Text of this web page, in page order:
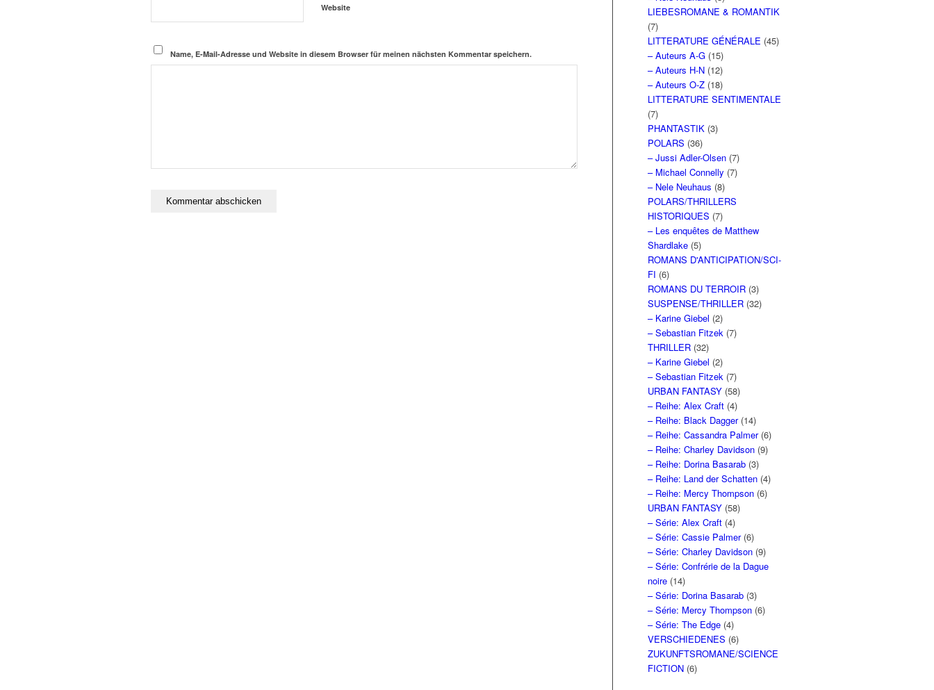
Website
Name, E-Mail-Adresse und Website in diesem Browser für meinen nächsten Kommentar speichern.
LIEBESROMANE & ROMANTIK
(7)
LITTERATURE GÉNÉRALE (45)
– Auteurs A-G (15)
– Auteurs H-N (12)
– Auteurs O-Z (18)
LITTERATURE SENTIMENTALE
(7)
PHANTASTIK (3)
POLARS (36)
– Jussi Adler-Olsen (7)
– Michael Connelly (7)
– Nele Neuhaus (8)
POLARS/THRILLERS
HISTORIQUES (7)
– Les enquêtes de Matthew
Shardlake (5)
ROMANS D'ANTICIPATION/SCI-
FI (6)
ROMANS DU TERROIR (3)
SUSPENSE/THRILLER (32)
– Karine Giebel (2)
– Sebastian Fitzek (7)
THRILLER (32)
– Karine Giebel (2)
– Sebastian Fitzek (7)
URBAN FANTASY (58)
– Reihe: Alex Craft (4)
– Reihe: Black Dagger(14)
– Reihe: Cassandra Palmer(6)
– Reihe: Charley Davidson (9)
– Reihe: Dorina Basarab (3)
– Reihe: Land der Schatten (4)
– Reihe: Mercy Thompson (6)
URBAN FANTASY (58)
– Série: Alex Craft (4)
– Série: Cassie Palmer(6)
– Série: Charley Davidson (9)
– Série: Confrérie de la Dague
noire (14)
– Série: Dorina Basarab (3)
– Série: Mercy Thompson (6)
– Série: The Edge (4)
VERSCHIEDENES (6)
ZUKUNFTSROMANE/SCIENCE
FICTION (6)